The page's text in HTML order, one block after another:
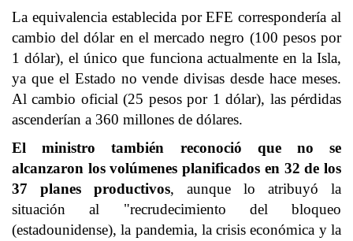
La equivalencia establecida por EFE correspondería al
cambio del dólar en el mercado negro (100 pesos por
1 dólar), el único que funciona actualmente en la Isla,
ya que el Estado no vende divisas desde hace meses.
Al cambio oficial (25 pesos por 1 dólar), las pérdidas
ascenderían a 360 millones de dólares.
El ministro también reconoció que no se
alcanzaron los volúmenes planificados en 32 de los
37 planes productivos, aunque lo atribuyó la
situación al "recrudecimiento del bloqueo
(estadounidense), la pandemia, la crisis económica y la